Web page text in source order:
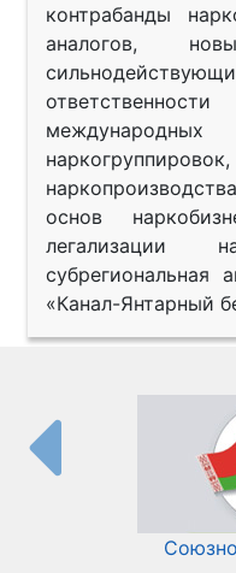
контрабанды
аналогов,
основ
легализации
субрегиональная
«Канал-Янтарный